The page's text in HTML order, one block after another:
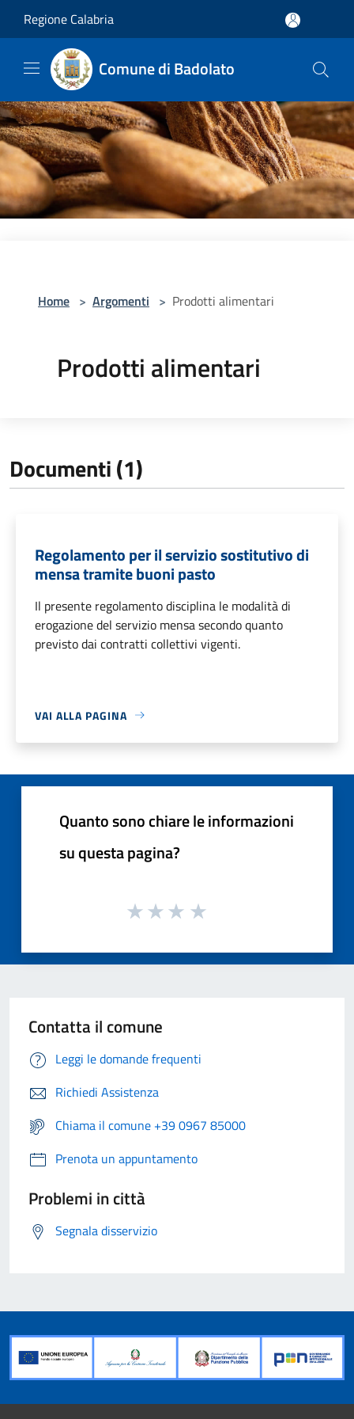
Regione Calabria
Comune di Badolato
Home > Argomenti > Prodotti alimentari
Prodotti alimentari
Documenti (1)
Regolamento per il servizio sostitutivo di
mensa tramite buoni pasto
Il presente regolamento disciplina le modalità di
erogazione del servizio mensa secondo quanto
previsto dai contratti collettivi vigenti.
VAI ALLA PAGINA
Quanto sono chiare le informazioni
su questa pagina?
Contatta il comune
Leggi le domande frequenti
Richiedi Assistenza
Chiama il comune +39 0967 85000
Prenota un appuntamento
Problemi in città
Segnala disservizio